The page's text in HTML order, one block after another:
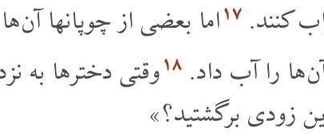
کنند. ۱۷اما بعضی از چوپانها آن
را آب داد. ۱۸وقتی دخترها به
زودی برگشتید؟»